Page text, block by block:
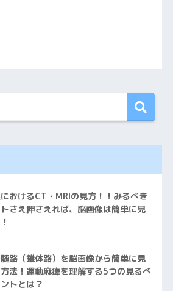
おけるCT・MRIの見方！！みるべき
さえ押さえれば、脳画像は簡単に見
路（錐体路）を脳画像から簡単に見
法！運動麻痺を理解する5つの見るべ
トとは？